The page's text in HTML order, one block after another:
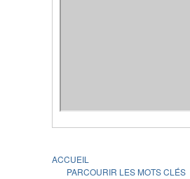
ACCUEIL
PARCOURIR LES MOTS CLÉS